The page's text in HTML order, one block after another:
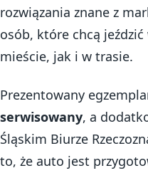
rozwiązania znane z
osób, które chcą
mieście, jak i w trasie.
Prezentowany
serwisowany, a
Śląskim Biurze
to, że auto jest